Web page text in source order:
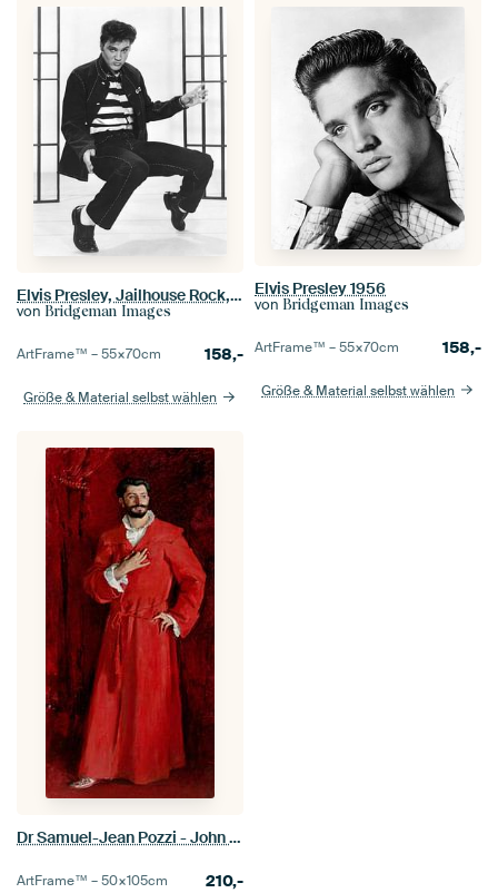
Elvis Presley, Jailhouse Rock, 1957
von Bridgeman Images
ArtFrame™ –55×70cm 158,-
Größe & Material selbst wählen
Elvis Presley 1956
von Bridgeman Images
ArtFrame™ –55×70cm 158,-
Größe & Material selbst wählen
Dr Samuel-Jean Pozzi - John Singer Sargent
ArtFrame™ –50×105cm 210,-